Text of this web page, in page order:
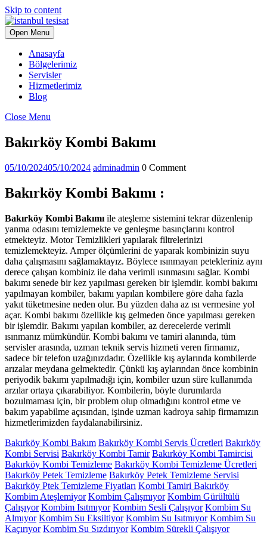
Skip to content
Open Menu
Anasayfa
Bölgelerimiz
Servisler
Hizmetlerimiz
Blog
Close Menu
Bakırköy Kombi Bakımı
05/10/202405/10/2024 adminadmin 0 Comment
Bakırköy Kombi Bakımı :
Bakırköy Kombi Bakımı ile ateşleme sistemini tekrar düzenlenip
yanma odasını temizlemekte ve genleşme basınçlarını kontrol
etmekteyiz. Motor Temizlikleri yapılarak filtrelerinizi
temizlemekteyiz. Amper ölçümlerini de yaparak kombinizin suyu
daha çalışmasını sağlamaktayız. Böylece ısınmayan petekleriniz aynı
derece çalışan kombiniz ile daha verimli ısınmasını sağlar. Kombi
bakımı senede bir kez yapılması gereken bir işlemdir. kombi bakımı
yapılmayan kombiler, bakımı yapılan kombilere göre daha fazla
yakıt tüketmesine neden olur. Bu yüzden daha az ısı vermesine yol
açar. Kombi bakımı özellikle kış gelmeden önce yapılması gereken
bir işlemdir. Bakımı yapılan kombiler, az derecelerde verimli
ısınmanız mümkündür. Kombi bakımı ve tamiri alanında, tüm
servisler arasında, uzman teknik servis hizmeti veren firmamız,
sadece bir telefon uzağınızdadır. Özellikle kış aylarında kombilerde
arızalar meydana gelmektedir. Çünkü kış aylarından önce kombinin
periyodik bakımı yapılmadığı için, kombiler uzun süre kullanımda
arzılar ortaya çıkarabiliyor. Kombilerin, böyle durumlarda
bozulmaması için, bir problem olup olmadığını kontrol etme ve
bakım yapabilme açısından, işinde uzman kadroya sahip firmamızın
hizmetlerimizden faydalanabilirsiniz.
Bakırköy Kombi Bakım Bakırköy Kombi Servis Ücretleri Bakırköy
Kombi Servisi Bakırköy Kombi Tamir Bakırköy Kombi Tamircisi
Bakırköy Kombi Temizleme Bakırköy Kombi Temizleme Ücretleri
Bakırköy Petek Temizleme Bakırköy Petek Temizleme Servisi
Bakırköy Ptek Temizleme Fiyatları Kombi Tamiri Bakırköy
Kombim Ateşlemiyor Kombim Çalışmıyor Kombim Gürültülü
Çalışıyor Kombim Isıtmıyor Kombim Sesli Çalışıyor Kombim Su
Almıyor Kombim Su Eksiltiyor Kombim Su Isıtmıyor Kombim Su
Kaçırıyor Kombim Su Sızdırıyor Kombim Sürekli Çalışıyor